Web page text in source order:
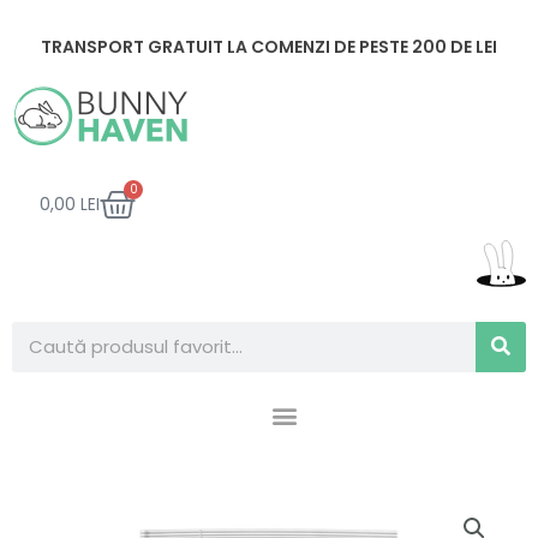
TRANSPORT GRATUIT LA COMENZI DE PESTE 200 DE LEI
0,00 LEI
0
CART
Search